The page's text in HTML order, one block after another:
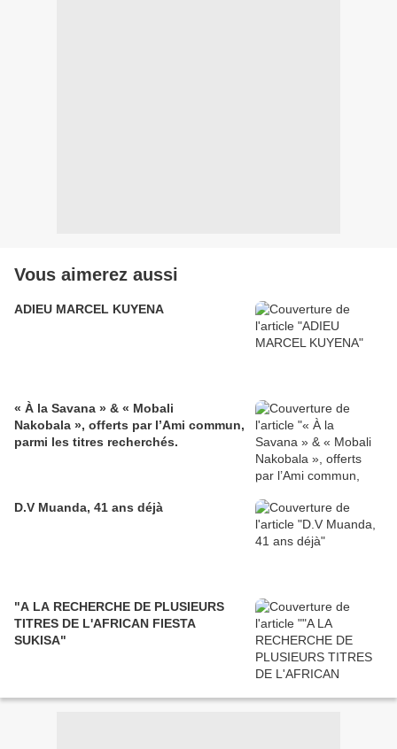
Vous aimerez aussi
ADIEU MARCEL KUYENA
« À la Savana » & « Mobali
Nakobala », offerts par l’Ami commun,
parmi les titres recherchés.
D.V Muanda, 41 ans déjà
"A LA RECHERCHE DE PLUSIEURS
TITRES DE L'AFRICAN FIESTA
SUKISA"